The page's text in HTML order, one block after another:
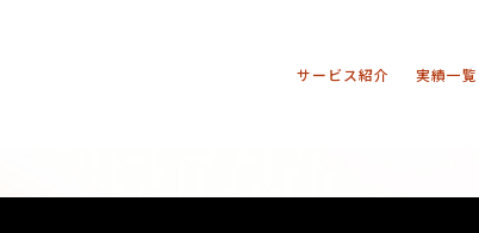
サービス紹介 実績一覧